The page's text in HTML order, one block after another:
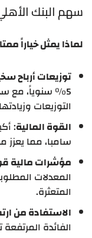
سهم البنك الأهلي
لماذا يمثل خياراً
توزيعات أرباح
5% سنوياً، مع
التوزيعات
القوة المالية:
سامبا، مما يعزز
مؤشرات مالية
المعدلات
المتعثرة.
الاستفادة من
الفائدة